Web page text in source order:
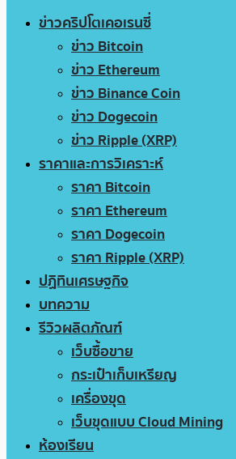
ข่าวคริปโตเคอเรนซี่
ข่าว Bitcoin
ข่าว Ethereum
ข่าว Binance Coin
ข่าว Dogecoin
ข่าว Ripple (XRP)
ราคาและการวิเคราะห์
ราคา Bitcoin
ราคา Ethereum
ราคา Dogecoin
ราคา Ripple (XRP)
ปฏิทินเศรษฐกิจ
บทความ
รีวิวผลิตภัณฑ์
เว็บซื้อขาย
กระเป๋าเก็บเหรียญ
เครื่องขุด
เว็บขุดแบบ Cloud Mining
ห้องเรียน